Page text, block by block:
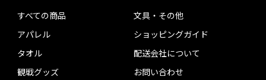
すべての商品
アパレル
タオル
観戦グッズ
文具・その他
ショッピングガイド
配送会社について
お問い合わせ